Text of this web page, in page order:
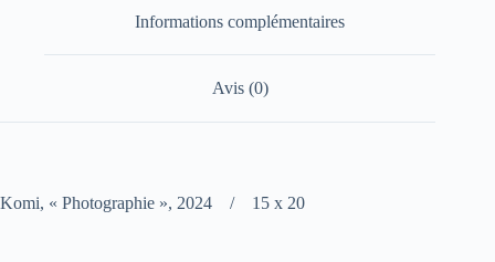
Informations complémentaires
Avis (0)
Komi, « Photographie », 2024 / 15 x 20